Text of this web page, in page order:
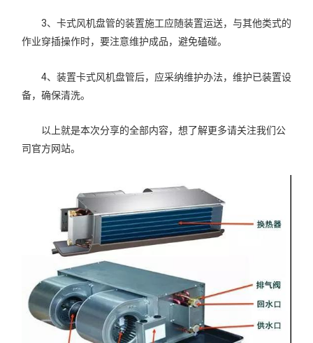
3、卡式风机盘管的装置施工应随装置运送，与其他类式的
作业穿插操作时，要注意维护成品，避免磕碰。
4、装置卡式风机盘管后，应采纳维护办法，维护已装置设
备，确保清洗。
以上就是本次分享的全部内容，想了解更多请关注我们公
司官方网站。